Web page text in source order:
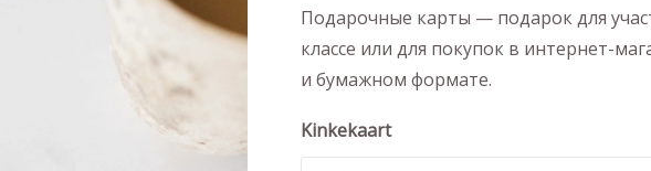
Подарочные карты — подарок для
классе или для покупок в интернет-
и бумажном формате.
Kinkekaart